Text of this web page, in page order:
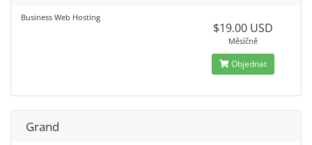
Business Web Hosting
$19.00 USD
Měsíčně
Objednat
Grand